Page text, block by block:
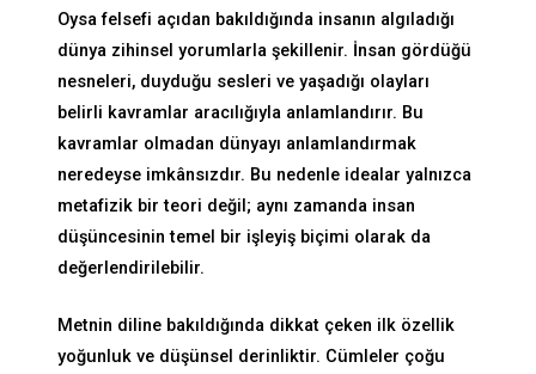
Oysa felsefi açıdan bakıldığında insanın algıladığı
dünya zihinsel yorumlarla şekillenir. İnsan gördüğü
nesneleri, duyduğu sesleri ve yaşadığı olayları
belirli kavramlar aracılığıyla anlamlandırır. Bu
kavramlar olmadan dünyayı anlamlandırmak
neredeyse imkânsızdır. Bu nedenle idealar yalnızca
metafizik bir teori değil; aynı zamanda insan
düşüncesinin temel bir işleyiş biçimi olarak da
değerlendirilebilir.
Metnin diline bakıldığında dikkat çeken ilk özellik
yoğunluk ve düşünsel derinliktir. Cümleler çoğu